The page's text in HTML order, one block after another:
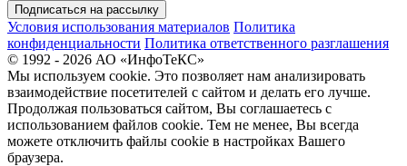
Подписаться на рассылку
Условия использования материалов Политика
конфиденциальности Политика ответственного разглашения
© 1992 - 2026 АО «ИнфоТеКС»
Мы используем cookie. Это позволяет нам анализировать
взаимодействие посетителей с сайтом и делать его лучше.
Продолжая пользоваться сайтом, Вы соглашаетесь с
использованием файлов cookie. Тем не менее, Вы всегда
можете отключить файлы cookie в настройках Вашего
браузера.